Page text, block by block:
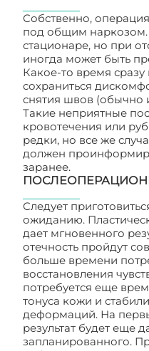
Собственно,
под общим
стационаре, но при
иногда может быть
Какое-то время
сохраниться
снятия швов (обычно
Такие неприятные
кровотечения или
редки, но все же
должен
заранее.
Следует
ожиданию.
дает мгновенного
отечность пройдут
больше времени
восстановления
потребуется еще
тонуса кожи и
деформаций. На
результат будет еще
запланированного.